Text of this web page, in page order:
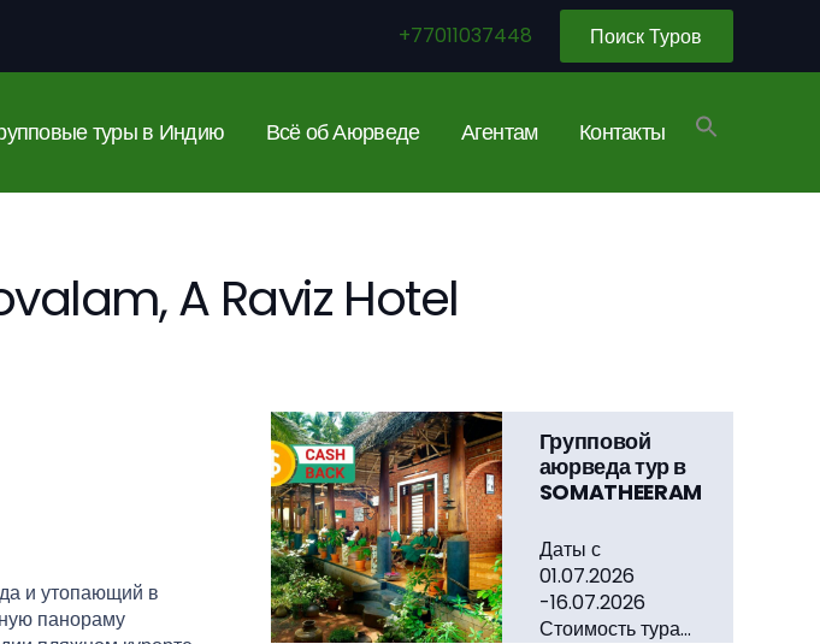
+77011037448 Поиск Туров
туры в Индию Всё об Аюрведе Агентам Контакты
A Raviz Hotel
и утопающий в
панораму
Групповой
аюрведа тур в
SOMATHEERAM
Даты с
01.07.2026
-16.07.2026
Стоимость тура…